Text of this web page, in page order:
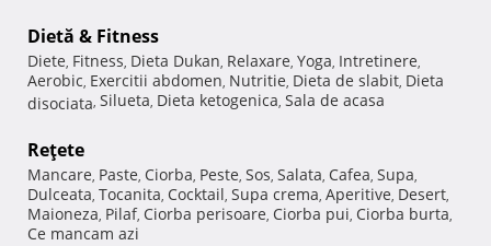
Dietă & Fitness
Diete, Fitness, Dieta Dukan, Relaxare, Yoga, Intretinere,
Aerobic, Exercitii abdomen, Nutritie, Dieta de slabit, Dieta
disociata, Silueta, Dieta ketogenica, Sala de acasa
Reţete
Mancare, Paste, Ciorba, Peste, Sos, Salata, Cafea, Supa,
Dulceata, Tocanita, Cocktail, Supa crema, Aperitive, Desert,
Maioneza, Pilaf, Ciorba perisoare, Ciorba pui, Ciorba burta,
Ce mancam azi